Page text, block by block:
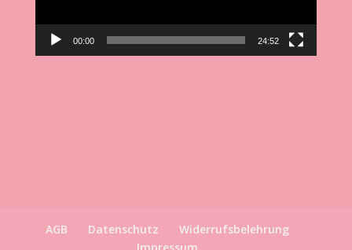
00:00 24:52
AGB Datenschutz
Widerrufsbelehrung
Impressum